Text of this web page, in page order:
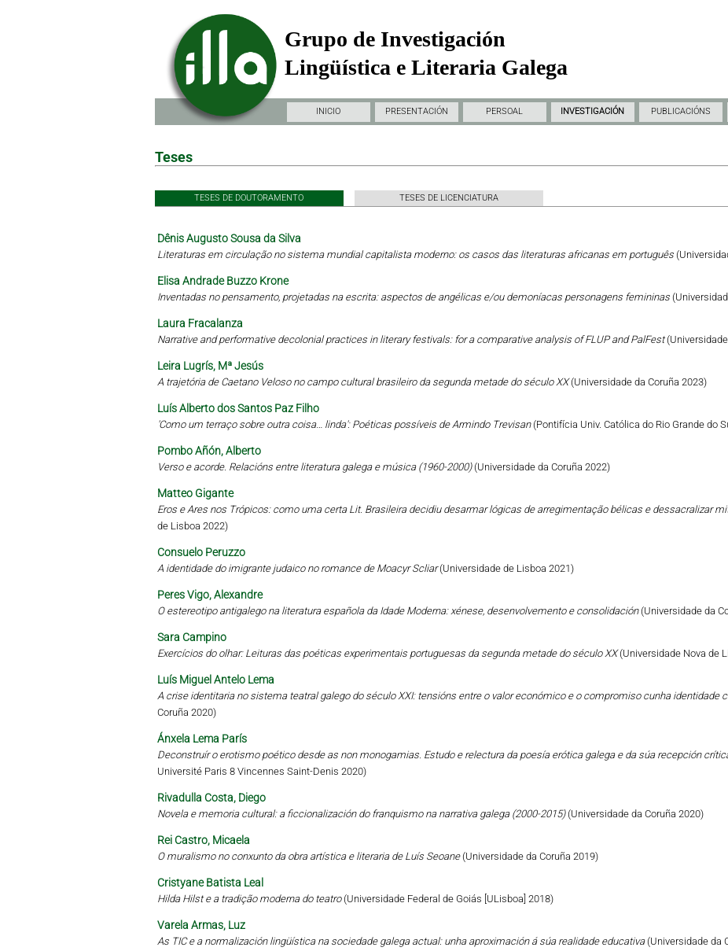
Grupo de Investigación
Lingüística e Literaria Galega
INICIO PRESENTACIÓN PERSOAL INVESTIGACIÓN PUBLICACIÓNS
Teses
TESES DE DOUTORAMENTO TESES DE LICENCIATURA
Dênis Augusto Sousa da Silva
Literaturas em circulação no sistema mundial capitalista moderno: os casos das literaturas africanas em português
Elisa Andrade Buzzo Krone
Inventadas no pensamento, projetadas na escrita: aspectos de angélicas e/ou demoníacas personagens femininas
Laura Fracalanza
Narrative and performative decolonial practices in literary festivals: for a comparative analysis of FLUP and PalFest
Leira Lugrís, Mª Jesús
A trajetória de Caetano Veloso no campo cultural brasileiro da segunda metade do século XX(Universidade da Coruña 2023)
Luís Alberto dos Santos Paz Filho
'Como um terraço sobre outra coisa… linda': Poéticas possíveis de Armindo Trevisan(Pontifícia Univ. Católica do Rio Grande do
Pombo Añón, Alberto
Verso e acorde. Relacións entre literatura galega e música (1960-2000)(Universidade da Coruña 2022)
Matteo Gigante
Eros e Ares nos Trópicos: como uma certa Lit. Brasileira decidiu desarmar lógicas de arregimentação bélicas e dessacralizar
de Lisboa 2022)
Consuelo Peruzzo
A identidade do imigrante judaico no romance de Moacyr Scliar(Universidade de Lisboa 2021)
Peres Vigo, Alexandre
O estereotipo antigalego na literatura española da Idade Moderna: xénese, desenvolvemento e consolidación(Universidade da
Sara Campino
Exercícios do olhar: Leituras das poéticas experimentais portuguesas da segunda metade do século XX(Universidade Nova de
Luís Miguel Antelo Lema
A crise identitaria no sistema teatral galego do século XXI: tensións entre o valor económico e o compromiso cunha identidade
Coruña 2020)
Ánxela Lema París
Deconstruír o erotismo poético desde as non monogamias. Estudo e relectura da poesía erótica galega e da súa recepción
Université Paris 8 Vincennes Saint-Denis 2020)
Rivadulla Costa, Diego
Novela e memoria cultural: a ficcionalización do franquismo na narrativa galega (2000-2015)(Universidade da Coruña 2020)
Rei Castro, Micaela
O muralismo no conxunto da obra artística e literaria de Luís Seoane(Universidade da Coruña 2019)
Cristyane Batista Leal
Hilda Hilst e a tradição moderna do teatro(Universidade Federal de Goiás [ULisboa] 2018)
Varela Armas, Luz
As TIC e a normalización lingüística na sociedade galega actual: unha aproximación á súa realidade educativa(Universidade da